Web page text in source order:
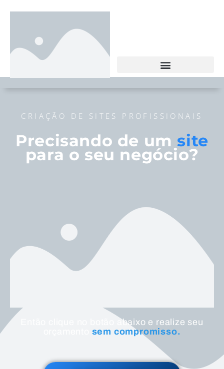
CRIAÇÃO DE SITES PROFISSIONAIS
Precisando de um site
para o seu negócio?
Então clique no botão abaixo e realize seu
sem compromisso.